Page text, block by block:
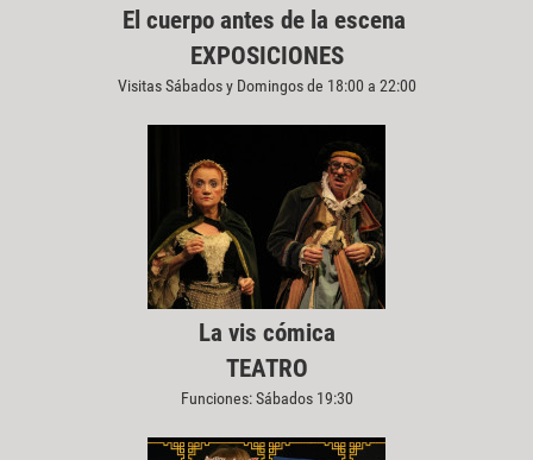
El cuerpo antes de la escena
EXPOSICIONES
Visitas Sábados y Domingos de 18:00 a 22:00
La vis cómica
TEATRO
Funciones: Sábados 19:30